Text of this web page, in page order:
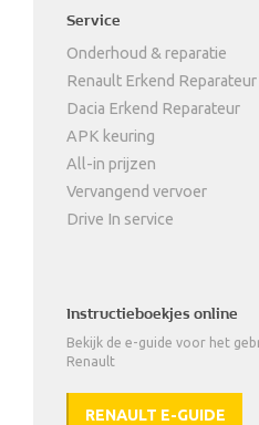
Service
Onderhoud & reparatie
Renault Erkend Reparateur
Dacia Erkend Reparateur
APK keuring
All-in prijzen
Vervangend vervoer
Drive In service
Instructieboekjes online
Bekijk de e-guide voor het
Renault
RENAULT E-GUIDE